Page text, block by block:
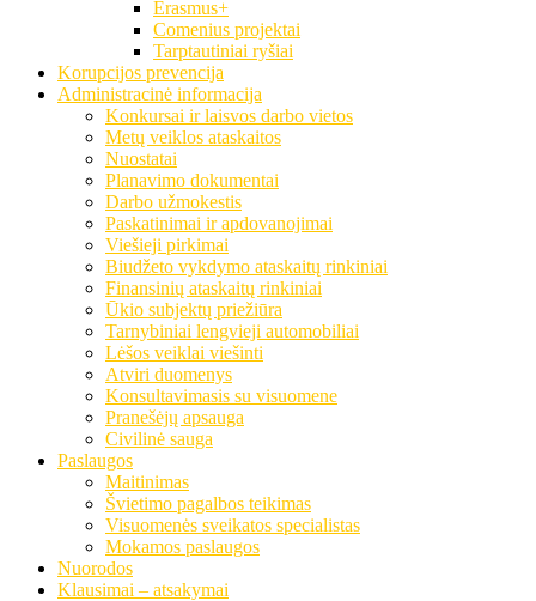
Erasmus+
Comenius projektai
Tarptautiniai ryšiai
Korupcijos prevencija
Administracinė informacija
Konkursai ir laisvos darbo vietos
Metų veiklos ataskaitos
Nuostatai
Planavimo dokumentai
Darbo užmokestis
Paskatinimai ir apdovanojimai
Viešieji pirkimai
Biudžeto vykdymo ataskaitų rinkiniai
Finansinių ataskaitų rinkiniai
Ūkio subjektų priežiūra
Tarnybiniai lengvieji automobiliai
Lėšos veiklai viešinti
Atviri duomenys
Konsultavimasis su visuomene
Pranešėjų apsauga
Civilinė sauga
Paslaugos
Maitinimas
Švietimo pagalbos teikimas
Visuomenės sveikatos specialistas
Mokamos paslaugos
Nuorodos
Klausimai – atsakymai